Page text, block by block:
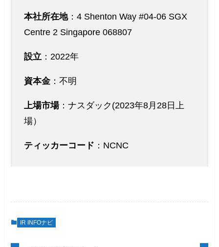
本社所在地：4 Shenton Way #04-06 SGX
Centre 2 Singapore 068807
設立 ：2022年
資本金 ：不明
上場市場：ナスダック(2023年8月28日上
場）
ティッカーコード ：NCNC
IR INFOナビ